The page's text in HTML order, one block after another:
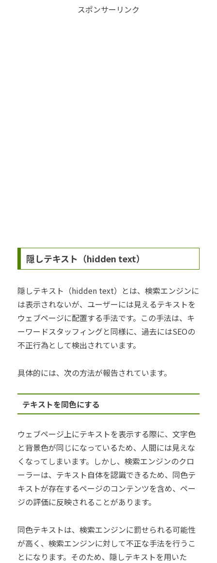
スポンサーリンク
隠しテキスト（hidden text）
隠しテキスト（hidden text）とは、検索エンジンに
は表示されないが、ユーザーには見えるテキストを
ウェブページに配置する手法です。この手法は、キ
ーワードスタッフィングと同様に、過去にはSEOの
不正行為として検出されています。
具体的には、次の方法が報告されています。
テキストを同色にする
ウェブページ上にテキストを表示する際に、文字色
と背景色が同じになっているため、人間には見えな
くなってしまいます。しかし、検索エンジンのクロ
ーラーは、テキスト自体を認識できるため、同色テ
キストが存在するページのコンテンツを含め、ペー
ジの評価に反映されることがあります。
同色テキストは、検索エンジンに罰せられる可能性
が高く、検索エンジンに対して不正な手法を行うこ
とになります。そのため、隠しテキストを用いた